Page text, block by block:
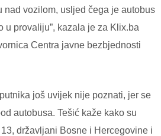
nad vozilom, usljed čega je autobus
u provaliju”, kazala je za Klix.ba
Centra javne bezbjednosti
još uvijek nije poznati, jer se
autobusa. Tešić kaže kako su
državljani Bosne i Hercegovine i